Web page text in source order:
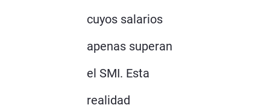
cuyos salarios
apenas superan
el SMI. Esta
realidad